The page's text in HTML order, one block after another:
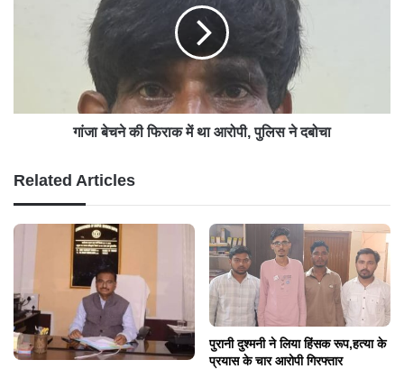
गांजा बेचने की फिराक में था आरोपी, पुलिस ने दबोचा
Related Articles
पुरानी दुश्मनी ने लिया हिंसक रूप,हत्या के
प्रयास के चार आरोपी गिरफ्तार